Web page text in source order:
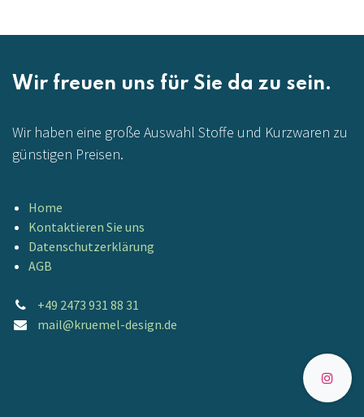
Wir freuen uns für Sie da zu sein.
Wir haben eine große Auswahl Stoffe und Kurzwaren zu
günstigen Preisen.
Home
Kontaktieren Sie uns
Datenschutzerklärung
AGB
+49 2473 931 88 31
mail@kruemel-design.de